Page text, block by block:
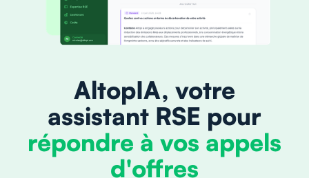
AltopIA, votre
assistant RSE pour
répondre à vos appels
d'offres